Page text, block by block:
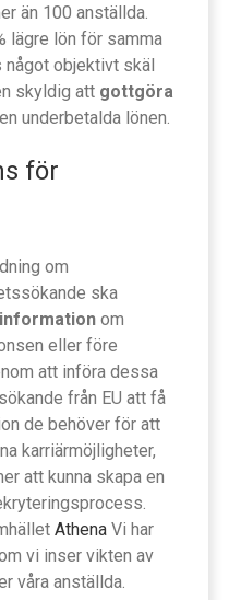
än 100 anställda.
lägre lön för samma
något objektivt skäl
skyldig att gottgöra
underbetalda lönen.
för
om
ska
om
eller före
att införa dessa
från EU att få
de behöver för att
karriärmöjligheter,
att kunna skapa en
Athena Vi har
vi inser vikten av
våra anställda.